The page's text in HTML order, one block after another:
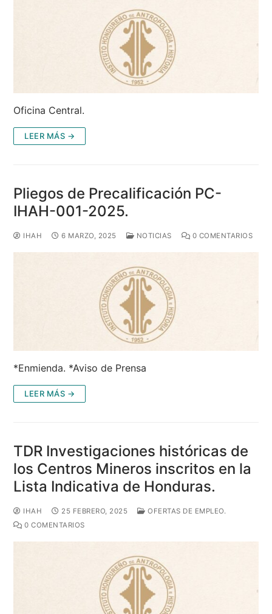
Oficina Central.
LEER MÁS →
Pliegos de Precalificación PC-
IHAH-001-2025.
IHAH 6 MARZO, 2025 NOTICIAS 0 COMENTARIOS
*Enmienda. *Aviso de Prensa
LEER MÁS →
TDR Investigaciones históricas de
los Centros Mineros inscritos en la
Lista Indicativa de Honduras.
IHAH 25 FEBRERO, 2025
OFERTAS DE EMPLEO.
0 COMENTARIOS